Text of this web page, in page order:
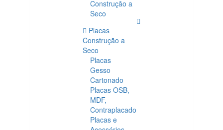
Construção a
Seco
Placas
Construção a
Seco
Placas
Gesso
Cartonado
Placas OSB,
MDF,
Contraplacado
Placas e